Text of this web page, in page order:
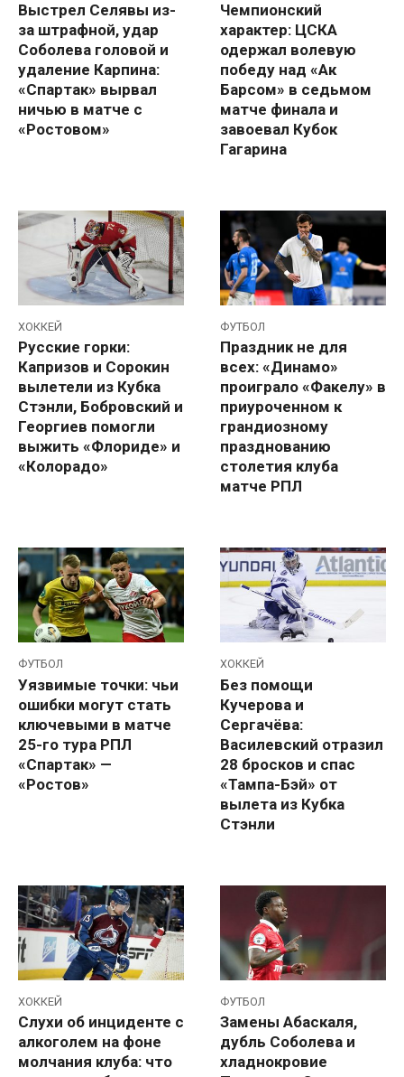
Выстрел Селявы из-
за штрафной, удар
Соболева головой и
удаление Карпина:
«Спартак» вырвал
ничью в матче с
«Ростовом»
Чемпионский
характер: ЦСКА
одержал волевую
победу над «Ак
Барсом» в седьмом
матче финала и
завоевал Кубок
Гагарина
ХОККЕЙ
Русские горки:
Капризов и Сорокин
вылетели из Кубка
Стэнли, Бобровский и
Георгиев помогли
выжить «Флориде» и
«Колорадо»
ФУТБОЛ
Праздник не для
всех: «Динамо»
проиграло «Факелу» в
приуроченном к
грандиозному
празднованию
столетия клуба
матче РПЛ
ФУТБОЛ
Уязвимые точки: чьи
ошибки могут стать
ключевыми в матче
25-го тура РПЛ
«Спартак» —
«Ростов»
ХОККЕЙ
Без помощи
Кучерова и
Сергачёва:
Василевский отразил
28 бросков и спас
«Тампа-Бэй» от
вылета из Кубка
Стэнли
ХОККЕЙ
Слухи об инциденте с
алкоголем на фоне
молчания клуба: что
ФУТБОЛ
Замены Абаскаля,
дубль Соболева и
хладнокровие